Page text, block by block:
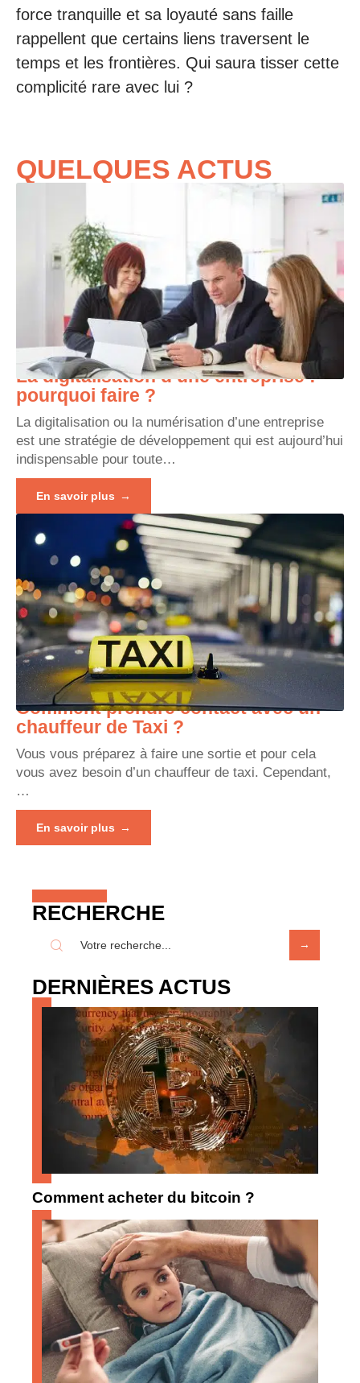
force tranquille et sa loyauté sans faille
rappellent que certains liens traversent le
temps et les frontières. Qui saura tisser cette
complicité rare avec lui ?
QUELQUES ACTUS
La digitalisation d’une entreprise :
pourquoi faire ?
La digitalisation ou la numérisation d’une entreprise
est une stratégie de développement qui est aujourd’hui
indispensable pour toute…
En savoir plus
Comment prendre contact avec un
chauffeur de Taxi ?
Vous vous préparez à faire une sortie et pour cela
vous avez besoin d’un chauffeur de taxi. Cependant,
…
En savoir plus
RECHERCHE
DERNIÈRES ACTUS
Comment acheter du bitcoin ?